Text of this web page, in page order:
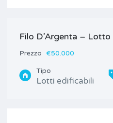
Filo D’Argenta –
Prezzo €50.000
Tipo
Lotti edificabili